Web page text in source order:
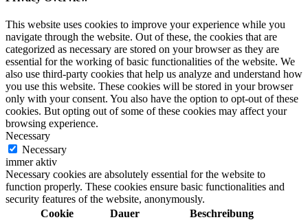
This website uses cookies to improve your experience while you
navigate through the website. Out of these, the cookies that are
categorized as necessary are stored on your browser as they are
essential for the working of basic functionalities of the website. We
also use third-party cookies that help us analyze and understand how
you use this website. These cookies will be stored in your browser
only with your consent. You also have the option to opt-out of these
cookies. But opting out of some of these cookies may affect your
browsing experience.
Necessary
Necessary
immer aktiv
Necessary cookies are absolutely essential for the website to
function properly. These cookies ensure basic functionalities and
security features of the website, anonymously.
Cookie
Dauer Beschreibung